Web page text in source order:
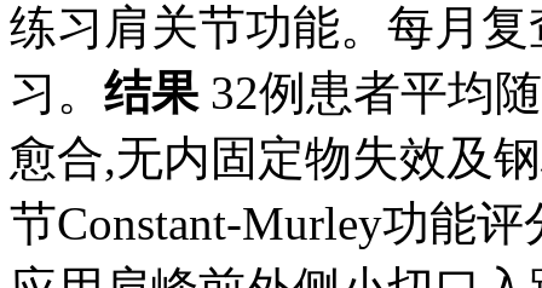
练习肩关节功能。每月
习。 结果32例患者平均
愈合,无内固定物失效及
节Constant-Murley功能